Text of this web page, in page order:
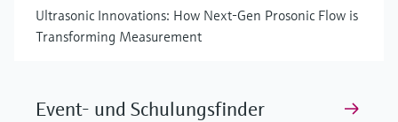
Ultrasonic Innovations: How Next-Gen Prosonic Flow is
Transforming Measurement
Event- und Schulungsfinder